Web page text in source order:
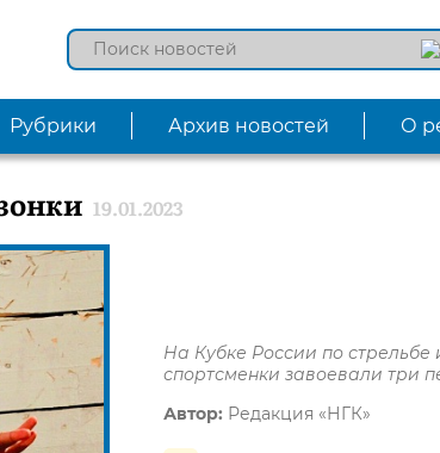
Рубрики Архив новостей О
19.01.2023
На Кубке России по стрельбе
спортсменки завоевали три
Автор: Редакция «НГК»